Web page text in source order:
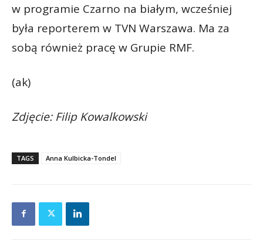
w programie Czarno na białym, wcześniej
była reporterem w TVN Warszawa. Ma za
sobą również pracę w Grupie RMF.
(ak)
Zdjęcie: Filip Kowalkowski
TAGS Anna Kulbicka-Tondel